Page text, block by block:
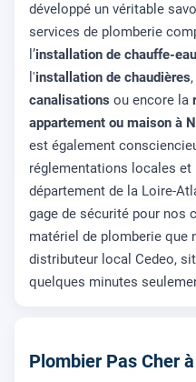
développé un véritable
services de plomberie
l’installation de chauffe-
l'installation de chaudières
canalisations ou encore la
appartement ou maison à
est également
réglementations locales et
département de la Loire-
gage de sécurité pour nos
matériel de plomberie
distributeur local Cedeo,
quelques minutes
Plombier Pas Cher